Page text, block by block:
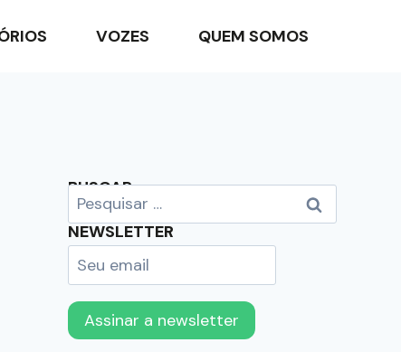
VOZES QUEM SOMOS
BUSCAR
NEWSLETTER